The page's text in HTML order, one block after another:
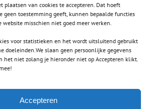
plaatsen van cookies te accepteren. Dat hoeft
geen toestemming geeft, kunnen bepaalde functies
website misschien niet goed meer werken.
voor statistieken en het wordt uitsluitend gebruikt
doeleinden.We slaan geen persoonlijke gegevens
het niet zolang je hieronder niet op Accepteren klikt.
Accepteren